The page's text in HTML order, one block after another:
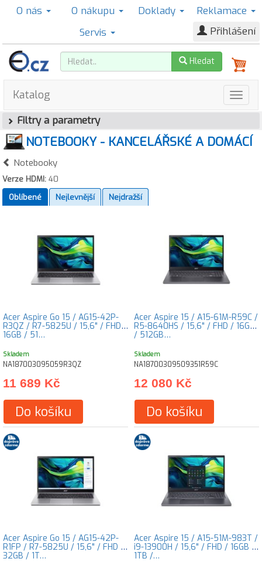
O nás O nákupu Doklady
Reklamace
Servis
Přihlášení
Hledat
Katalog
Filtry a parametry
NOTEBOOKY - KANCELÁŘSKÉ A DOMÁCÍ
Notebooky
Verze HDMI: 40
Oblíbené
Nejlevnější Nejdražší
Acer Aspire Go 15 / AG15-42P-
R3QZ / R7-5825U / 15,6" / FHD /
16GB / 51…
Skladem
NA187003095059R3QZ
11 689 Kč
Do košíku
Acer Aspire 15 / A15-61M-R59C /
R5-8640HS / 15,6" / FHD / 16GB
/ 512GB…
Skladem
NA18700309509351R59C
12 080 Kč
Do košíku
Acer Aspire Go 15 / AG15-42P-
R1FP / R7-5825U / 15,6" / FHD /
32GB / 1T…
Acer Aspire 15 / A15-51M-983T /
i9-13900H / 15,6" / FHD / 16GB /
1TB /…